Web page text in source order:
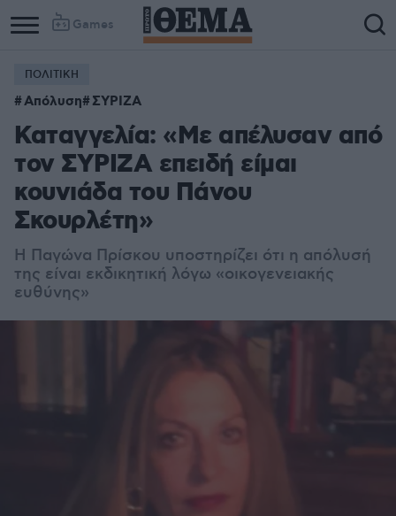
Games
ΠΟΛΙΤΙΚΗ
Απόλυση ΣΥΡΙΖΑ
Καταγγελία: «Με απέλυσαν από
τον ΣΥΡΙΖΑ επειδή είμαι
κουνιάδα του Πάνου
Σκουρλέτη»
Η Παγώνα Πρίσκου υποστηρίζει ότι η απόλυσή
της είναι εκδικητική λόγω «οικογενειακής
ευθύνης»